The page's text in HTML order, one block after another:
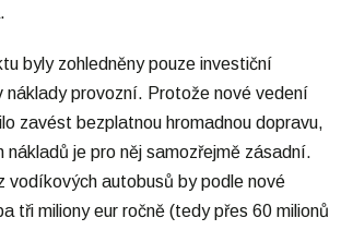
byly zohledněny pouze investiční
náklady provozní. Protože nové vedení
zavést bezplatnou hromadnou dopravu,
nákladů je pro něj samozřejmě zásadní.
vodíkových autobusů by podle nové
tři miliony eur ročně (tedy přes 60 milionů